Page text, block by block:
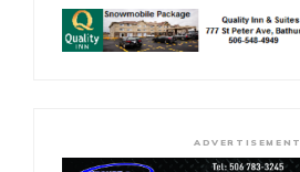
ADVERTISEMENT